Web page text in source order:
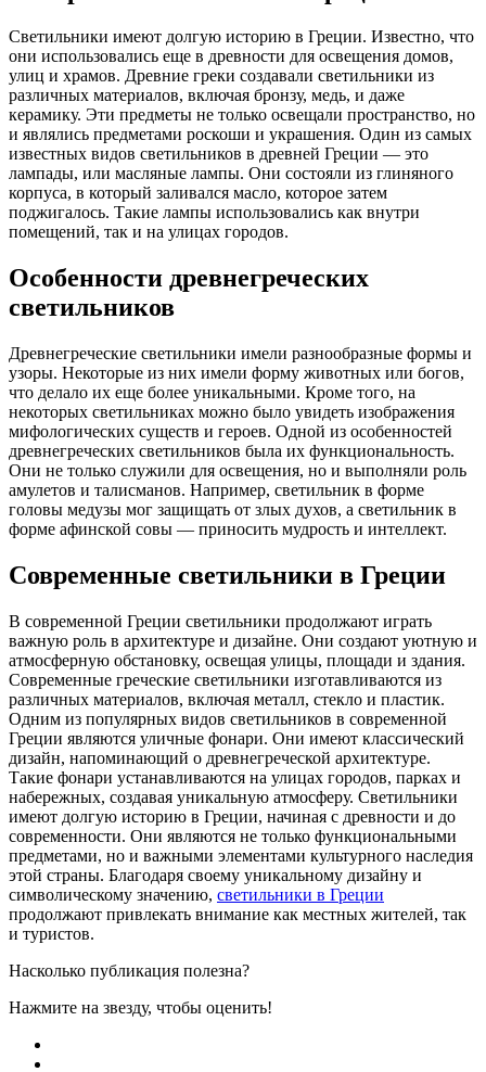
Светильники имеют долгую историю в Греции. Известно, что
они использовались еще в древности для освещения домов,
улиц и храмов. Древние греки создавали светильники из
различных материалов, включая бронзу, медь, и даже
керамику. Эти предметы не только освещали пространство, но
и являлись предметами роскоши и украшения. Один из самых
известных видов светильников в древней Греции — это
лампады, или масляные лампы. Они состояли из глиняного
корпуса, в который заливался масло, которое затем
поджигалось. Такие лампы использовались как внутри
помещений, так и на улицах городов.
Особенности древнегреческих
светильников
Древнегреческие светильники имели разнообразные формы и
узоры. Некоторые из них имели форму животных или богов,
что делало их еще более уникальными. Кроме того, на
некоторых светильниках можно было увидеть изображения
мифологических существ и героев. Одной из особенностей
древнегреческих светильников была их функциональность.
Они не только служили для освещения, но и выполняли роль
амулетов и талисманов. Например, светильник в форме
головы медузы мог защищать от злых духов, а светильник в
форме афинской совы — приносить мудрость и интеллект.
Современные светильники в Греции
В современной Греции светильники продолжают играть
важную роль в архитектуре и дизайне. Они создают уютную и
атмосферную обстановку, освещая улицы, площади и здания.
Современные греческие светильники изготавливаются из
различных материалов, включая металл, стекло и пластик.
Одним из популярных видов светильников в современной
Греции являются уличные фонари. Они имеют классический
дизайн, напоминающий о древнегреческой архитектуре.
Такие фонари устанавливаются на улицах городов, парках и
набережных, создавая уникальную атмосферу. Светильники
имеют долгую историю в Греции, начиная с древности и до
современности. Они являются не только функциональными
предметами, но и важными элементами культурного наследия
этой страны. Благодаря своему уникальному дизайну и
символическому значению, светильники в Греции
продолжают привлекать внимание как местных жителей, так
и туристов.
Насколько публикация полезна?
Нажмите на звезду, чтобы оценить!